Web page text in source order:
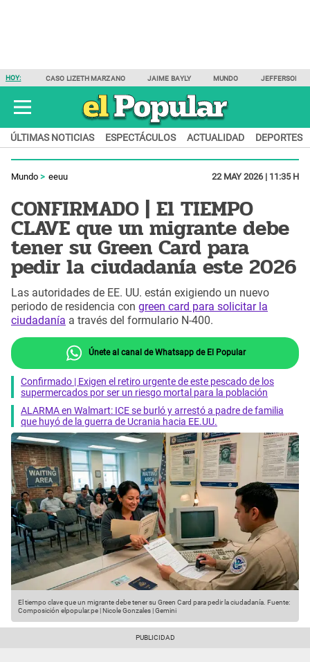
HOY: CASO LIZETH MARZANO JAIME BAYLY MUNDO JEFFERSON
ÚLTIMAS NOTICIAS ESPECTÁCULOS ACTUALIDAD DEPORTES
Mundo eeuu 22 MAY 2026 | 11:35 H
CONFIRMADO | El TIEMPO
CLAVE que un migrante debe
tener su Green Card para
pedir la ciudadanía este 2026
Las autoridades de EE. UU. están exigiendo un nuevo
periodo de residencia con green card para solicitar la
ciudadanía a través del formulario N-400.
Únete al canal de Whatsapp de El Popular
Confirmado | Exigen el retiro urgente de este pescado de los
supermercados por ser un riesgo mortal para la población
ALARMA en Walmart: ICE se burló y arrestó a padre de familia
que huyó de la guerra de Ucrania hacia EE.UU.
El tiempo clave que un migrante debe tener su Green Card para pedir la ciudadanía. Fuente:
Composición elpopular.pe | Nicole Gonzales | Gemini